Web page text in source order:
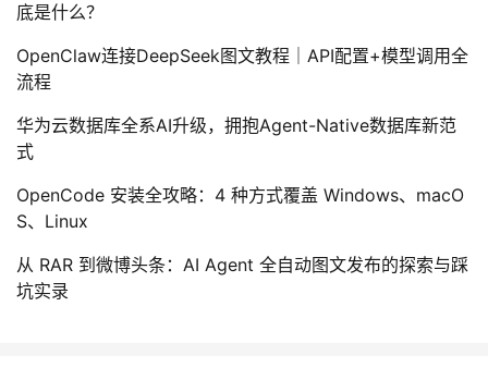
底是什么？
OpenClaw连接DeepSeek图文教程｜API配置+模型调用全
流程
华为云数据库全系AI升级，拥抱Agent-Native数据库新范
式
OpenCode 安装全攻略：4 种方式覆盖 Windows、macO
S、Linux
从 RAR 到微博头条：AI Agent 全自动图文发布的探索与踩
坑实录